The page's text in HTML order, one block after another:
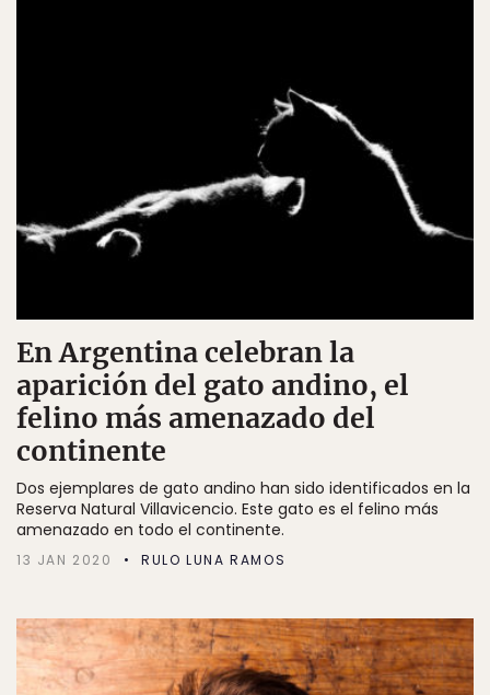
En Argentina celebran la
aparición del gato andino, el
felino más amenazado del
continente
Dos ejemplares de gato andino han sido identificados en la
Reserva Natural Villavicencio. Este gato es el felino más
amenazado en todo el continente.
13 JAN 2020 RULO LUNA RAMOS